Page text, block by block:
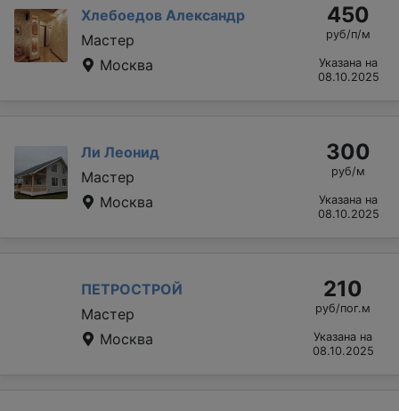
Хлебоедов Александр
Мастер
Москва
450
руб/п/м
Указана на
08.10.2025
Ли Леонид
Мастер
Москва
300
руб/м
Указана на
08.10.2025
ПЕТРОСТРОЙ
Мастер
Москва
210
руб/пог.м
Указана на
08.10.2025